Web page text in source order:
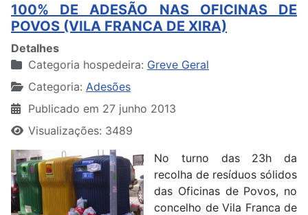
100% DE ADESÃO NAS OFICINAS DE
POVOS (VILA FRANCA DE XIRA)
Detalhes
Categoria hospedeira: Greve Geral
Categoria: Adesões
Publicado em 27 junho 2013
Visualizações: 3489
No turno das 23h da
recolha de resíduos sólidos
das Oficinas de Povos, no
concelho de Vila Franca de